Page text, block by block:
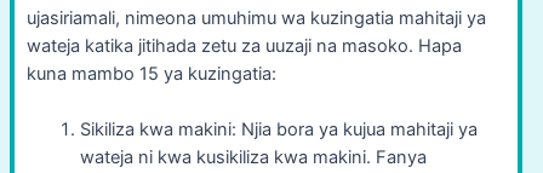
ujasiriamali, nimeona umuhimu wa kuzingatia mahitaji ya
wateja katika jitihada zetu za uuzaji na masoko. Hapa
kuna mambo 15 ya kuzingatia:
Sikiliza kwa makini: Njia bora ya kujua mahitaji ya
wateja ni kwa kusikiliza kwa makini. Fanya